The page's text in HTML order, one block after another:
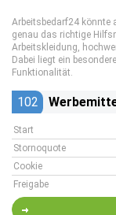
Arbeitsbedarf24 könnte
genau das richtige
Arbeitskleidung,
Dabei liegt ein
Funktionalität.
102
Start
Stornoquote
Cookie
Freigabe